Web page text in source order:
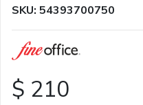
SKU: 54393700750
$ 210